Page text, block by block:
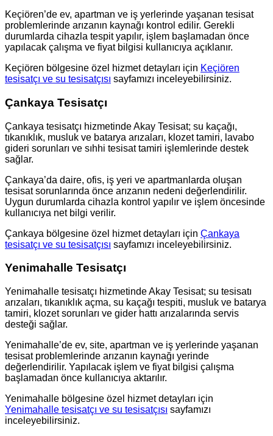
Keçiören’de ev, apartman ve iş yerlerinde yaşanan tesisat
problemlerinde arızanın kaynağı kontrol edilir. Gerekli
durumlarda cihazla tespit yapılır, işlem başlamadan önce
yapılacak çalışma ve fiyat bilgisi kullanıcıya açıklanır.
Keçiören bölgesine özel hizmet detayları için Keçiören
tesisatçı ve su tesisatçısı sayfamızı inceleyebilirsiniz.
Çankaya Tesisatçı
Çankaya tesisatçı hizmetinde Akay Tesisat; su kaçağı,
tıkanıklık, musluk ve batarya arızaları, klozet tamiri, lavabo
gideri sorunları ve sıhhi tesisat tamiri işlemlerinde destek
sağlar.
Çankaya’da daire, ofis, iş yeri ve apartmanlarda oluşan
tesisat sorunlarında önce arızanın nedeni değerlendirilir.
Uygun durumlarda cihazla kontrol yapılır ve işlem öncesinde
kullanıcıya net bilgi verilir.
Çankaya bölgesine özel hizmet detayları için Çankaya
tesisatçı ve su tesisatçısı sayfamızı inceleyebilirsiniz.
Yenimahalle Tesisatçı
Yenimahalle tesisatçı hizmetinde Akay Tesisat; su tesisatı
arızaları, tıkanıklık açma, su kaçağı tespiti, musluk ve batarya
tamiri, klozet sorunları ve gider hattı arızalarında servis
desteği sağlar.
Yenimahalle’de ev, site, apartman ve iş yerlerinde yaşanan
tesisat problemlerinde arızanın kaynağı yerinde
değerlendirilir. Yapılacak işlem ve fiyat bilgisi çalışma
başlamadan önce kullanıcıya aktarılır.
Yenimahalle bölgesine özel hizmet detayları için
Yenimahalle tesisatçı ve su tesisatçısı sayfamızı
inceleyebilirsiniz.